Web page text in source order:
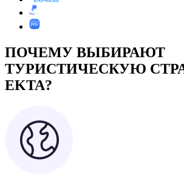
ПОЧЕМУ ВЫБИРАЮТ
ТУРИСТИЧЕСКУЮ
EKTA?